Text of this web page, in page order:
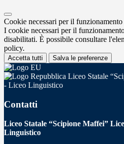
Cookie necessari per il funzionamento
I cookie necessari per il
disabilitati. È possibile consultare
policy.
Accetta tutti Salva le preferenze
Liceo Statale
- Liceo Linguistico
Contatti
Liceo Statale “Scipione Maffei”
Linguistico